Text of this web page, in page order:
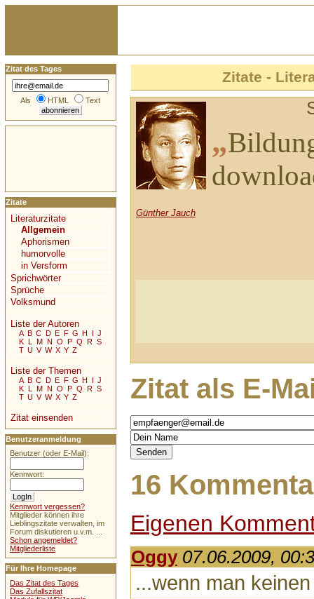
Zitate -
„
Günther Jauch
Zitat als E-
16
Eigenen
Oggy 07.06.2009,
...wenn man
Zitat des Tages
Als HTML Text
Zitate
Literaturzitate
Allgemein
Aphorismen
humorvolle
in Versform
Sprichwörter
Sprüche
Volksmund
Liste der Autoren
A B C D E F G H I J
K L M N O P Q R S
T U V W X Y Z
Liste der Themen
A B C D E F G H I J
K L M N O P Q R S
T U V W X Y Z
Zitat einsenden
Benutzeranmeldung
Benutzer (oder E-Mail):
Kennwort:
Kennwort vergessen?
Mitglieder können ihre
Lieblingszitate verwalten, im
Forum diskutieren u.v.m. ...
Schon angemeldet?
Mitgliederliste
Für Ihre Homepage
Das Zitat des Tages
Das Zufallszitat